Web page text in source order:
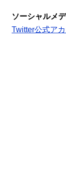
ソーシャルメ
Twitter公式ア